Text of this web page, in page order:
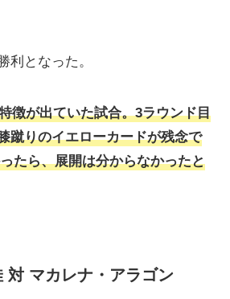
利となった。
徴が出ていた試合。3ラウンド目
蹴りのイエローカードが残念で
たら、展開は分からなかったと
対 マカレナ・アラゴン